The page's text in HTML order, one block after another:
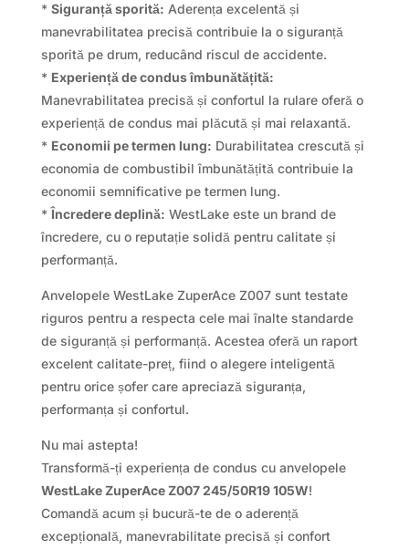
* Siguranță sporită: Aderența excelentă și
manevrabilitatea precisă contribuie la o siguranță
sporită pe drum, reducând riscul de accidente.
* Experiență de condus îmbunătățită:
Manevrabilitatea precisă și confortul la rulare oferă o
experiență de condus mai plăcută și mai relaxantă.
* Economii pe termen lung: Durabilitatea crescută și
economia de combustibil îmbunătățită contribuie la
economii semnificative pe termen lung.
*Încredere deplină: WestLake este un brand de
încredere, cu o reputație solidă pentru calitate și
performanță.
Anvelopele WestLake ZuperAce Z007 sunt testate
riguros pentru a respecta cele mai înalte standarde
de siguranță și performanță. Acestea oferă un raport
excelent calitate-preț, fiind o alegere inteligentă
pentru orice șofer care apreciază siguranța,
performanța și confortul.
Nu mai astepta!
Transformă-ți experiența de condus cu anvelopele
WestLake ZuperAce Z007 245/50R19 105W!
Comandă acum și bucură-te de o aderență
excepțională, manevrabilitate precisă și confort